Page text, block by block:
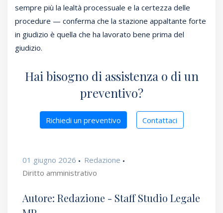
sempre più la lealtà processuale e la certezza delle
procedure — conferma che la stazione appaltante forte
in giudizio è quella che ha lavorato bene prima del
giudizio.
Hai bisogno di assistenza o di un
preventivo?
Richiedi un preventivo Contattaci
01 giugno 2026
Redazione
Diritto amministrativo
Autore: Redazione - Staff Studio Legale